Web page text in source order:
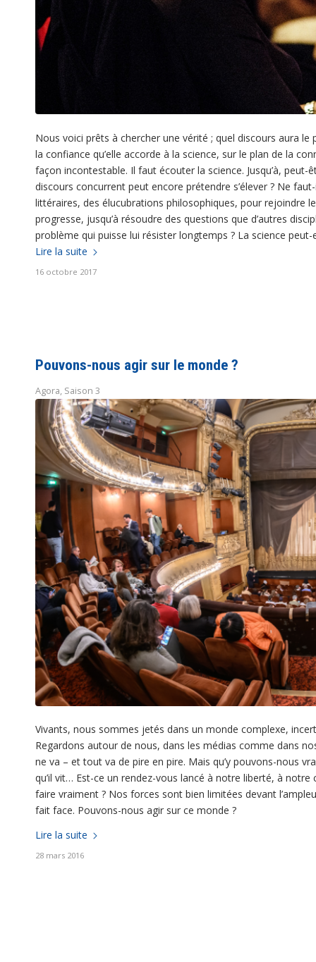
Nous voici prêts à chercher une vérité ; quel discours aura
la confiance qu’elle accorde à la science, sur le plan de la
façon incontestable. Il faut écouter la science. Jusqu’à, peut-
discours concurrent peut encore prétendre s’élever ? Ne
littéraires, des élucubrations philosophiques, pour rejoindre
progresse, jusqu’à résoudre des questions que d’autres
problème qui puisse lui résister longtemps ? La science
Lire la suite
16 octobre 2017
Pouvons-nous agir sur le monde ?
Agora, Saison 3
Vivants, nous sommes jetés dans un monde complexe,
Regardons autour de nous, dans les médias comme dans
ne va – et tout va de pire en pire. Mais qu’y pouvons-nous
qu’il vit… Est-ce un rendez-vous lancé à notre liberté, à notre
faire vraiment ? Nos forces sont bien limitées devant
fait face. Pouvons-nous agir sur ce monde ?
Lire la suite
28 mars 2016